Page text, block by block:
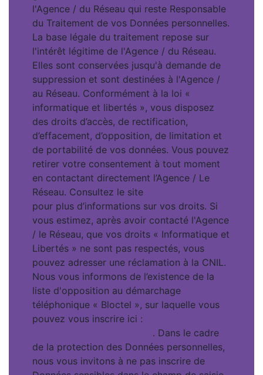
l'Agence / du Réseau qui reste Responsable
du Traitement de vos Données personnelles.
La base légale du traitement repose sur
l'intérêt légitime de l'Agence / du Réseau.
Elles sont conservées jusqu'à demande de
suppression et sont destinées à l'Agence /
au Réseau. Conformément à la loi «
informatique et libertés », vous disposez
des droits d’accès, de rectification,
d’effacement, d’opposition, de limitation et
de portabilité de vos données. Vous pouvez
retirer votre consentement à tout moment
en contactant directement l’Agence / Le
Réseau. Consultez le site
pour plus d’informations sur vos droits. Si
vous estimez, après avoir contacté l'Agence
/ le Réseau, que vos droits « Informatique et
Libertés » ne sont pas respectés, vous
pouvez adresser une réclamation à la CNIL.
Nous vous informons de l’existence de la
liste d'opposition au démarchage
téléphonique « Bloctel », sur laquelle vous
pouvez vous inscrire ici :
. Dans le cadre
de la protection des Données personnelles,
nous vous invitons à ne pas inscrire de